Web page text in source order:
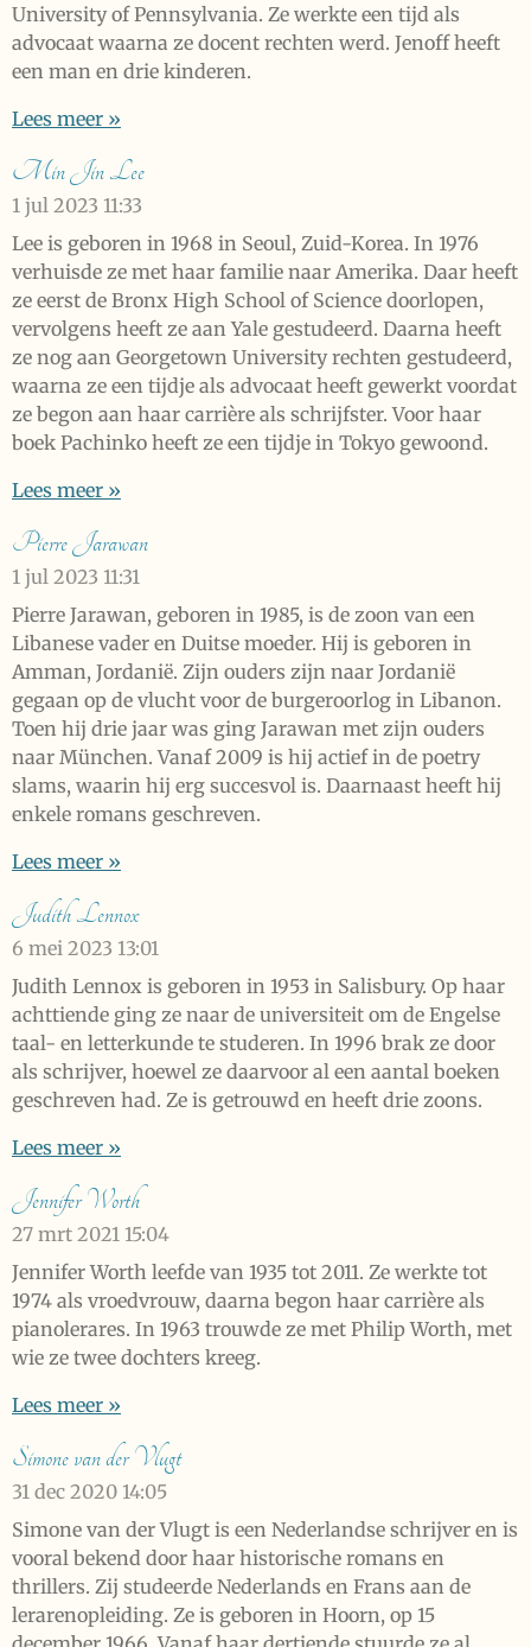
University of Pennsylvania. Ze werkte een tijd als
advocaat waarna ze docent rechten werd. Jenoff heeft
een man en drie kinderen.
Lees meer »
Min Jin Lee
1 jul 2023 11:33
Lee is geboren in 1968 in Seoul, Zuid-Korea. In 1976
verhuisde ze met haar familie naar Amerika. Daar heeft
ze eerst de Bronx High School of Science doorlopen,
vervolgens heeft ze aan Yale gestudeerd. Daarna heeft
ze nog aan Georgetown University rechten gestudeerd,
waarna ze een tijdje als advocaat heeft gewerkt voordat
ze begon aan haar carrière als schrijfster. Voor haar
boek Pachinko heeft ze een tijdje in Tokyo gewoond.
Lees meer »
Pierre Jarawan
1 jul 2023 11:31
Pierre Jarawan, geboren in 1985, is de zoon van een
Libanese vader en Duitse moeder. Hij is geboren in
Amman, Jordanië. Zijn ouders zijn naar Jordanië
gegaan op de vlucht voor de burgeroorlog in Libanon.
Toen hij drie jaar was ging Jarawan met zijn ouders
naar München. Vanaf 2009 is hij actief in de poetry
slams, waarin hij erg succesvol is. Daarnaast heeft hij
enkele romans geschreven.
Lees meer »
Judith Lennox
6 mei 2023 13:01
Judith Lennox is geboren in 1953 in Salisbury. Op haar
achttiende ging ze naar de universiteit om de Engelse
taal- en letterkunde te studeren. In 1996 brak ze door
als schrijver, hoewel ze daarvoor al een aantal boeken
geschreven had. Ze is getrouwd en heeft drie zoons.
Lees meer »
Jennifer Worth
27 mrt 2021 15:04
Jennifer Worth leefde van 1935 tot 2011. Ze werkte tot
1974 als vroedvrouw, daarna begon haar carrière als
pianolerares. In 1963 trouwde ze met Philip Worth, met
wie ze twee dochters kreeg.
Lees meer »
Simone van der Vlugt
31 dec 2020 14:05
Simone van der Vlugt is een Nederlandse schrijver en is
vooral bekend door haar historische romans en
thrillers. Zij studeerde Nederlands en Frans aan de
lerarenopleiding. Ze is geboren in Hoorn, op 15